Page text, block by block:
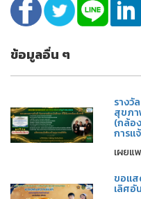
ข้อมูลอื่น ๆ
รางวั
สุขภ
(กล้อ
การแ
เผยแ
ขอแส
เลิศอั